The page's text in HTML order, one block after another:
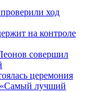
ход
на контроле
совершил
церемония
«Самый лучший